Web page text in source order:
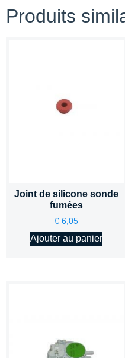
Produits
Joint de silicone sonde
fumées
€ 6,05
Ajouter au panier